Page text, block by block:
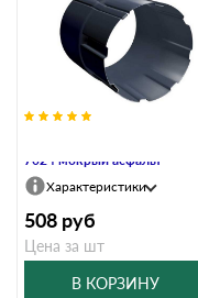
7024 мокрый асфальт
Характеристики
508 руб
Цена за шт
В КОРЗИНУ